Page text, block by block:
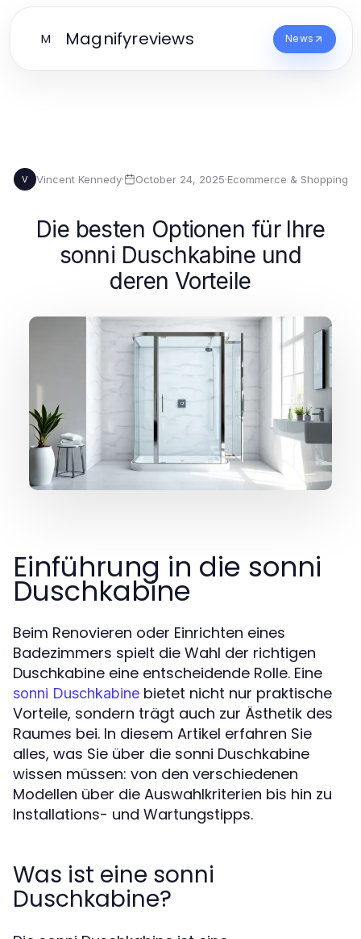
M Magnifyreviews News
V Vincent Kennedy· October 24, 2025·Ecommerce & Shopping
Die besten Optionen für Ihre
sonni Duschkabine und
deren Vorteile
Einführung in die sonni
Duschkabine
Beim Renovieren oder Einrichten eines
Badezimmers spielt die Wahl der richtigen
Duschkabine eine entscheidende Rolle. Eine
sonni Duschkabine bietet nicht nur praktische
Vorteile, sondern trägt auch zur Ästhetik des
Raumes bei. In diesem Artikel erfahren Sie
alles, was Sie über die sonni Duschkabine
wissen müssen: von den verschiedenen
Modellen über die Auswahlkriterien bis hin zu
Installations- und Wartungstipps.
Was ist eine sonni
Duschkabine?